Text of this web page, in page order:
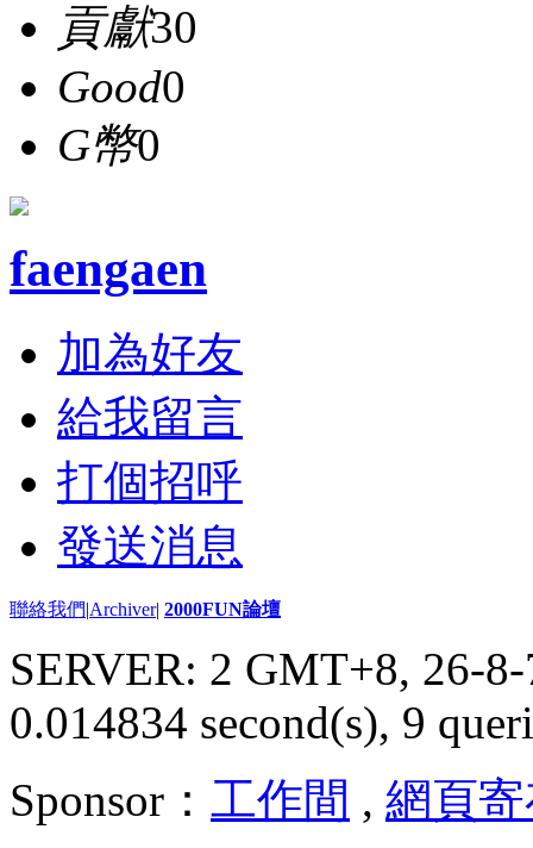
貢獻30
Good0
G幣0
faengaen
加為好友
給我留言
打個招呼
發送消息
聯絡我們|Archiver| 2000FUN論壇
SERVER: 2 GMT+8, 26-
0.014834 second(s), 9
Sponsor： 工作間 , 網頁